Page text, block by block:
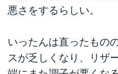
悪さをするらしい。
いったんは直ったもの
スが乏しくなり、リザ